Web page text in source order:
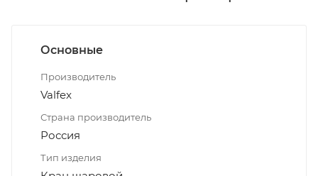
Основные
Производитель
Valfex
Страна производитель
Россия
Тип изделия